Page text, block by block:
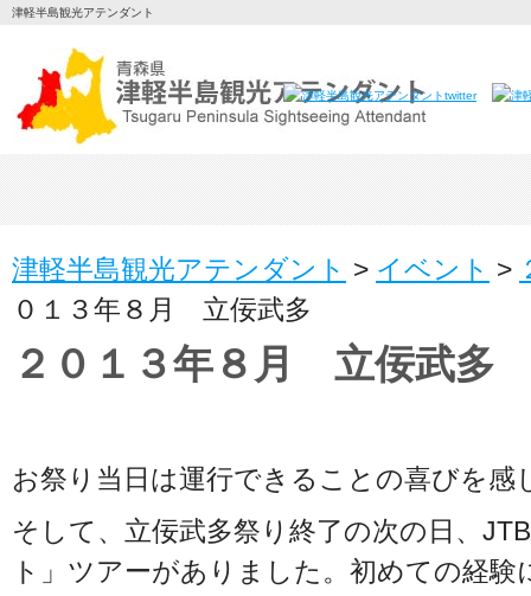
津軽半島観光アテンダント
津軽半島観光アテンダント > イベント >
０１３年８月 立佞武多
２０１３年８月 立佞武多
お祭り当日は運行できることの喜びを感
そして、立佞武多祭り終了の次の日、
ト」ツアーがありました。初めての経